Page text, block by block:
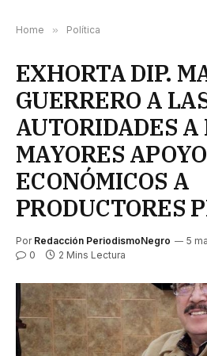
Home » Política
EXHORTA DIP.
GUERRERO A
AUTORIDADES
MAYORES
ECONÓMICOS A
PRODUCTORES
Por Redacción PeriodismoNegro 5
0 2 Mins Lectura